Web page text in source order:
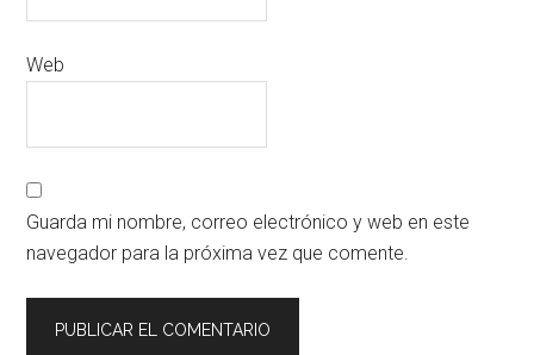
Web
Guarda mi nombre, correo electrónico y web en este
navegador para la próxima vez que comente.